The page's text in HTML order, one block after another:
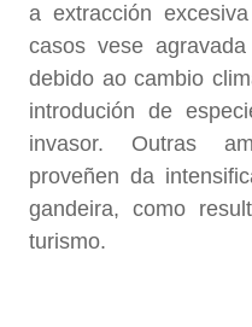
a extracción
casos vese
debido ao cambio
introdución de
invasor. Outras
proveñen da
gandeira, como
turismo.